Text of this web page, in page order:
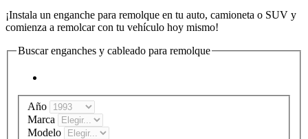
¡Instala un enganche para remolque en tu auto, camioneta o SUV y
comienza a remolcar con tu vehículo hoy mismo!
Buscar enganches y cableado para remolque
Año
Marca
Modelo